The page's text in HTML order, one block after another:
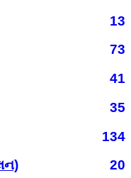
13
73
41
35
134
20